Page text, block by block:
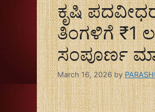
ಕೃಷಿ
ತಿಂಗಳಿಗೆ ₹1
ಸಂಪೂರ್ಣ
March 16, 2026 by